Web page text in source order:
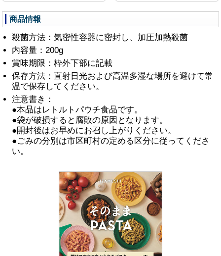
商品情報
殺菌方法：気密性容器に密封し、加圧加熱殺菌
内容量：200g
賞味期限：枠外下部に記載
保存方法：直射日光および高温多湿な場所を避けて常
温で保存してください。
注意書き：
●本品はレトルトパウチ食品です。
●袋が破損すると腐敗の原因となります。
●開封後はお早めにお召し上がりください。
●ごみの分別は市区町村の定める区分に従ってくださ
い。